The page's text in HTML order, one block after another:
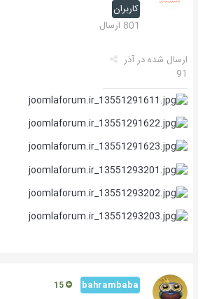
کاربران
801 ارسال
ارسال شده درآذر
91
bahrambaba